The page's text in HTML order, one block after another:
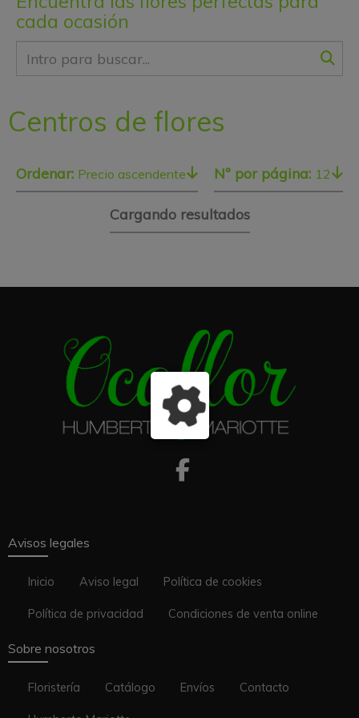
cada ocasión
Centros de flores
Ordenar: Precio ascendente Nº por página: 12
Cargando resultados
Avisos legales
Inicio Aviso legal Política de cookies
Política de privacidad Condiciones de venta online
Sobre nosotros
Floristería Catálogo Envíos Contacto